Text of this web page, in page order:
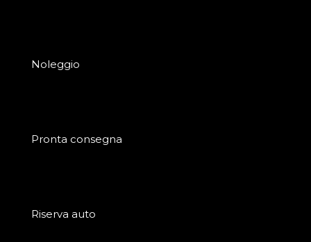
Noleggio
Pronta consegna
Riserva auto